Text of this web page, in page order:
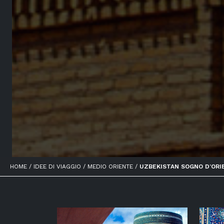
HOME / IDEE DI VIAGGIO / MEDIO ORIENTE / UZBEKISTAN SOGNO